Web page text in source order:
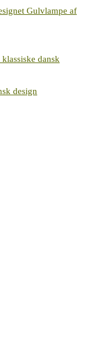
Gulvlampe af
dansk
design